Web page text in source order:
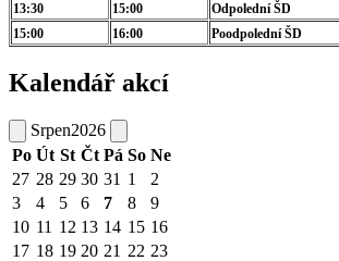
13:30
15:00
Odpolední ŠD
15:00
16:00 Poodpolední ŠD
Kalendář akcí
Srpen2026
Po Út St Čt Pá So Ne
27 28 29 30 31 1
2
3
4 5 6 7 8
9
10 11 12 13 14 15 16
17 18 19 20 21 22 23